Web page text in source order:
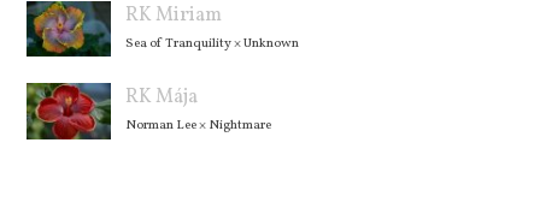
RK Miriam
Sea of Tranquility×Unknown
RK Mája
Norman Lee× Nightmare